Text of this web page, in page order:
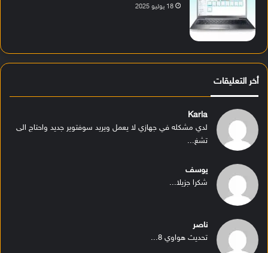
18 يوليو 2025
أخر التعليقات
Karla
لدي مشكله في جهازي لا يعمل ويريد سوفتوير جديد واحتاج الى
تشغ...
يوسف
شكرا جزيلا...
ناصر
تحديث هواوي 8...